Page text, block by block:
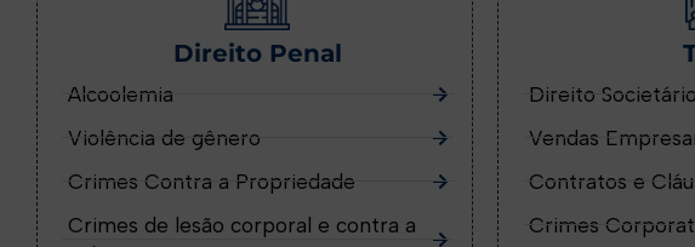
Direito Penal
Alcoolemia
Violência de gênero
Crimes Contra a Propriedade
Crimes de lesão corporal e contra a
Direito Societário
Vendas
Contratos e
Crimes